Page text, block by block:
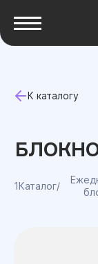
К каталогу
1Каталог/